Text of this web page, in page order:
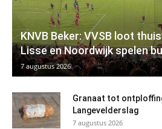
KNVB Beker: VVSB loot
Lisse en Noordwijk spelen
7 augustus 2026
Granaat tot
Langevelderslag
7 augustus 2026